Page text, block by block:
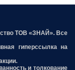
ТОВ «ЗНАЙ». Все
гиперссылка на
и толкование